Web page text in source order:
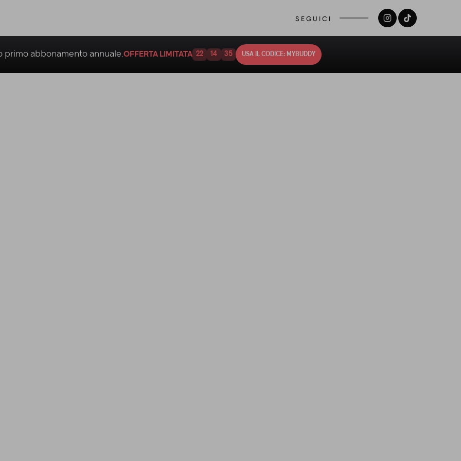
SEGUICI
primo abbonamento annuale.OFFERTA LIMITATA 22 14 34 USA IL CODICE: MYBUDDY